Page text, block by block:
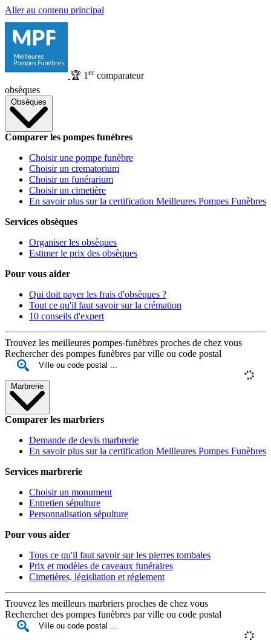
Aller au contenu principal
🏆 1 ercomparateur
obsèques
Obsèques
Comparer les pompes funèbres
Choisir une pompe funèbre
Choisir un crematorium
Choisir un funérarium
Choisir un cimetière
En savoir plus sur la certification Meilleures Pompes Funèbres
Services obsèques
Organiser les obsèques
Estimer le prix des obsèques
Pour vous aider
Qui doit payer les frais d'obsèques ?
Tout ce qu'il faut savoir sur la crémation
10 conseils d'expert
Trouvez les meilleures pompes-funèbres proches de chez vous
Rechercher des pompes funèbres par ville ou code postal
Marbrerie
Comparer les marbriers
Demande de devis marbrerie
En savoir plus sur la certification Meilleures Pompes Funèbres
Services marbrerie
Choisir un monument
Entretien sépulture
Personnalisation sépulture
Pour vous aider
Tous ce qu'il faut savoir sur les pierres tombales
Prix et modèles de caveaux funéraires
Cimetières, législiation et réglement
Trouvez les meilleurs marbriers proches de chez vous
Rechercher des pompes funèbres par ville ou code postal